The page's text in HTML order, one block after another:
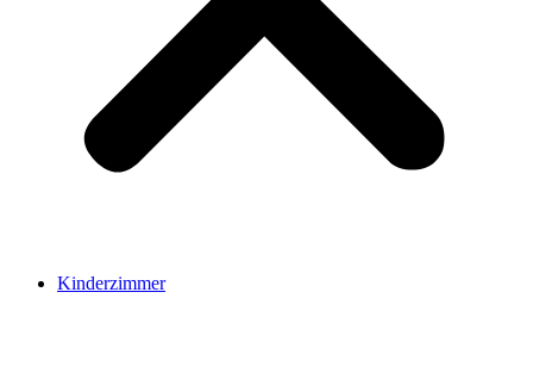
Kinderzimmer